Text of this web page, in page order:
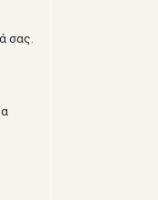
σας.